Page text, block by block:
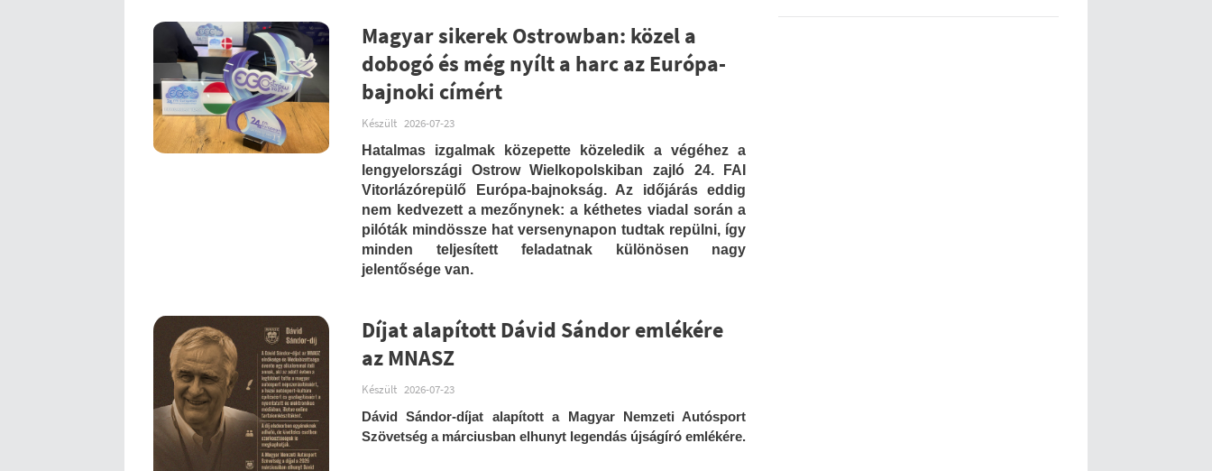
Magyar sikerek Ostrowban: közel a
dobogó és még nyílt a harc az Európa-
bajnoki címért
Készült 2026-07-23
Hatalmas izgalmak közepette közeledik a végéhez a
lengyelországi Ostrow Wielkopolskiban zajló 24. FAI
Vitorlázórepülő Európa-bajnokság. Az időjárás eddig
nem kedvezett a mezőnynek: a kéthetes viadal során a
pilóták mindössze hat versenynapon tudtak repülni, így
minden teljesített feladatnak különösen nagy
jelentősége van.
Díjat alapított Dávid Sándor emlékére
az MNASZ
Készült 2026-07-23
Dávid Sándor-díjat alapított a Magyar Nemzeti Autósport
Szövetség a márciusban elhunyt legendás újságíró emlékére.